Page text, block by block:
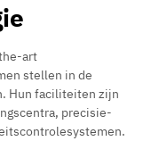
art
stellen in de
Hun faciliteiten zijn
precisie-